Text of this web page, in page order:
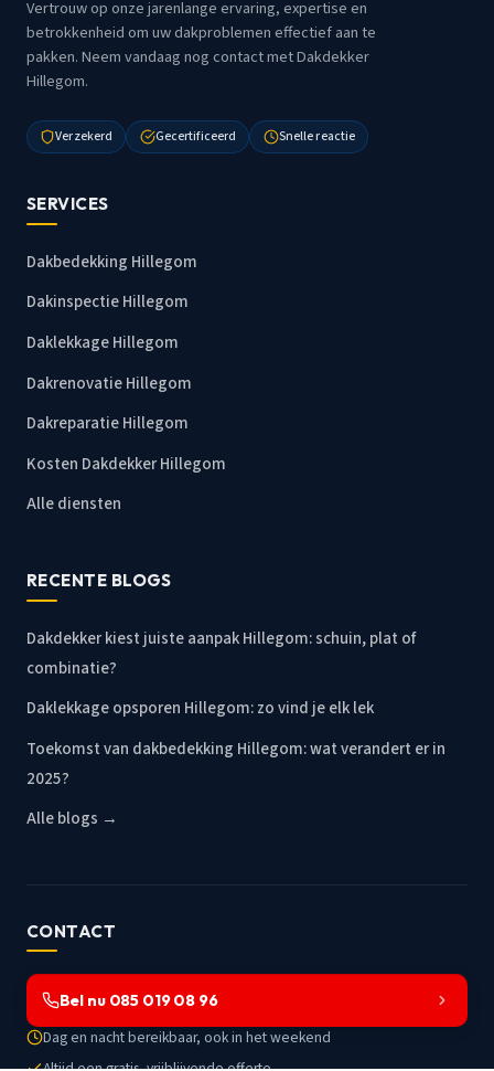
Vertrouw op onze jarenlange ervaring, expertise en
betrokkenheid om uw dakproblemen effectief aan te
pakken. Neem vandaag nog contact met Dakdekker
Hillegom.
Verzekerd Gecertificeerd Snelle reactie
SERVICES
Dakbedekking Hillegom
Dakinspectie Hillegom
Daklekkage Hillegom
Dakrenovatie Hillegom
Dakreparatie Hillegom
Kosten Dakdekker Hillegom
Alle diensten
RECENTE BLOGS
Dakdekker kiest juiste aanpak Hillegom: schuin, plat of
combinatie?
Daklekkage opsporen Hillegom: zo vind je elk lek
Toekomst van dakbedekking Hillegom: wat verandert er in
2025?
Alle blogs →
CONTACT
Bel nu 085 019 08 96
Dag en nacht bereikbaar, ook in het weekend